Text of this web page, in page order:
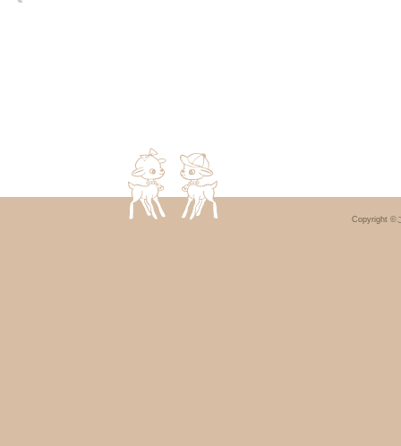
Copyright ©